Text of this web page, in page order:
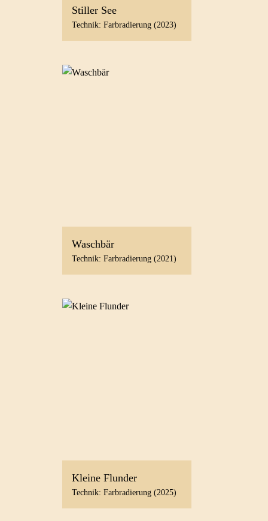
Stiller See
Technik: Farbradierung (2023)
Waschbär
Technik: Farbradierung (2021)
Kleine Flunder
Technik: Farbradierung (2025)